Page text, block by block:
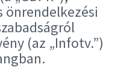
(az „Infotv.”)